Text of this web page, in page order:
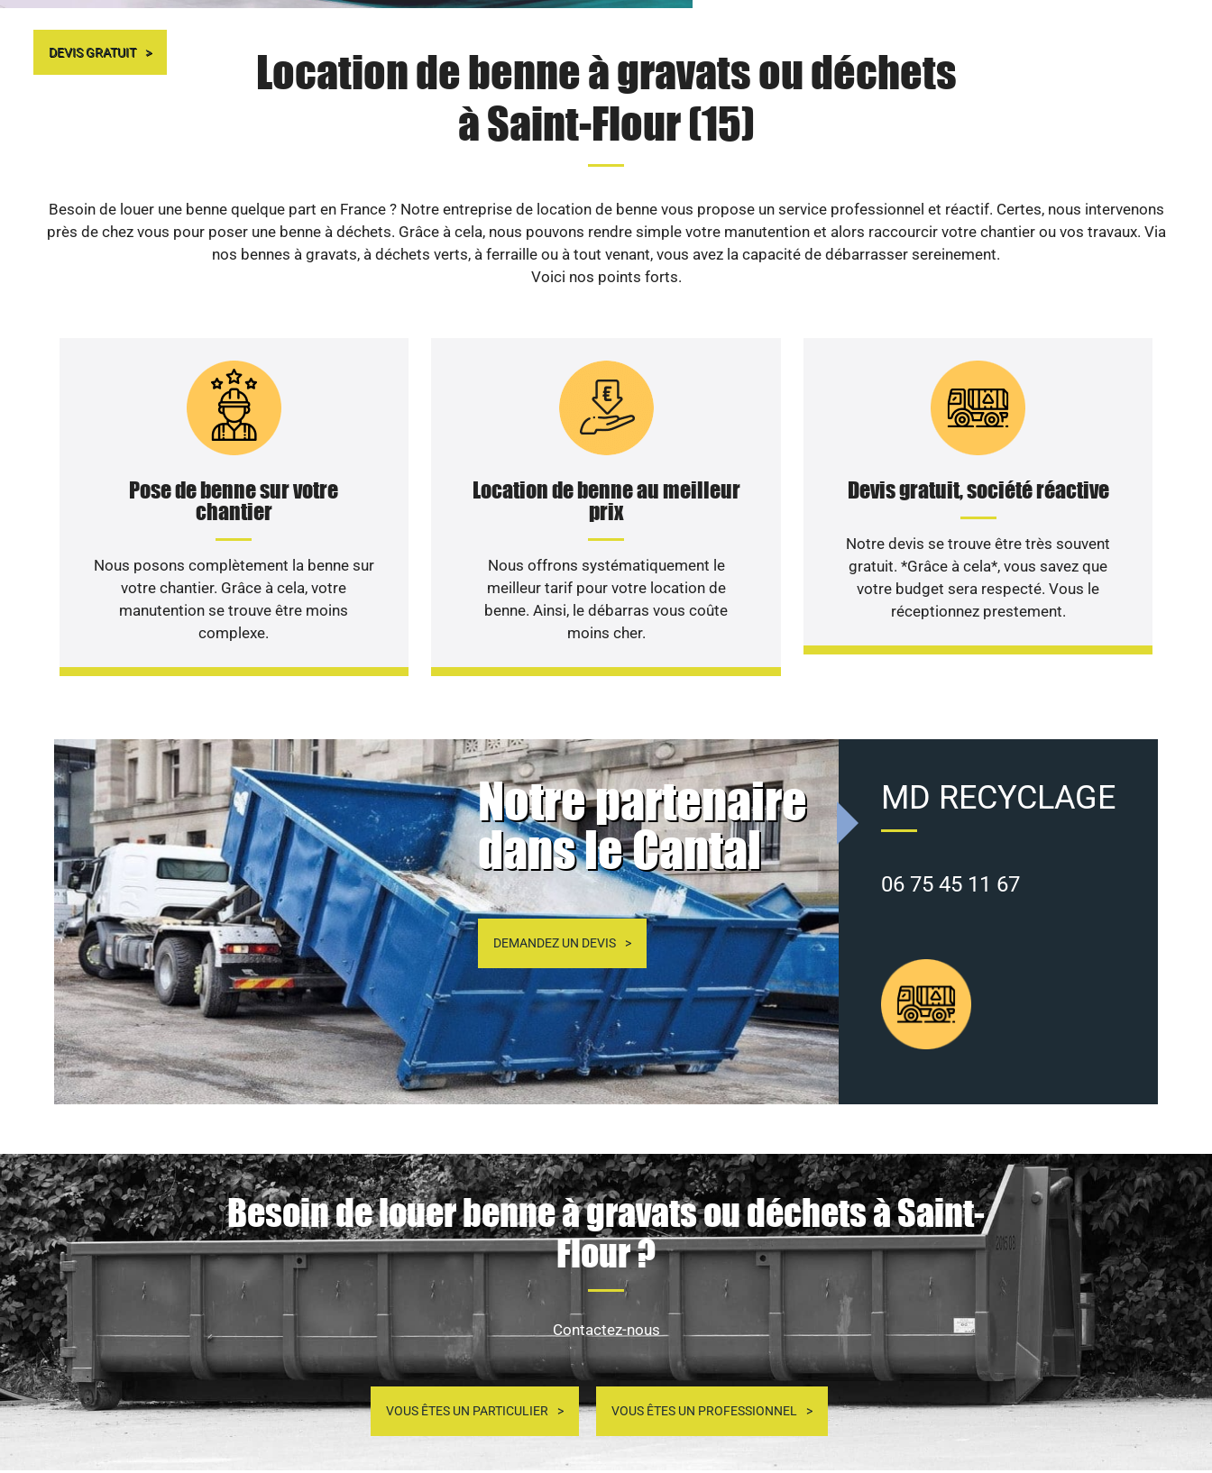
DEVIS GRATUIT
Location de benne à gravats ou déchets
à Saint-Flour (15)
Besoin de louer une benne quelque part en France ? Notre entreprise de location de benne vous propose un service professionnel et réactif. Certes, nous intervenons
près de chez vous pour poser une benne à déchets. Grâce à cela, nous pouvons rendre simple votre manutention et alors raccourcir votre chantier ou vos travaux. Via
nos bennes à gravats, à déchets verts, à ferraille ou à tout venant, vous avez la capacité de débarrasser sereinement.
Voici nos points forts.
Pose de benne sur votre
chantier
Nous posons complètement la benne sur
votre chantier. Grâce à cela, votre
manutention se trouve être moins
complexe.
Location de benne au meilleur
prix
Nous offrons systématiquement le
meilleur tarif pour votre location de
benne. Ainsi, le débarras vous coûte
moins cher.
Devis gratuit, société réactive
Notre devis se trouve être très souvent
gratuit. *Grâce à cela*, vous savez que
votre budget sera respecté. Vous le
réceptionnez prestement.
Notre partenaire
dans le Cantal
DEMANDEZ UN DEVIS
MD RECYCLAGE
06 75 45 11 67
Besoin de louer benne à gravats ou déchets à Saint-
Flour ?
Contactez-nous
VOUS ÊTES UN PARTICULIER VOUS ÊTES UN PROFESSIONNEL